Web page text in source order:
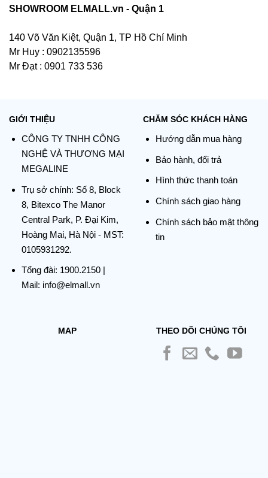
SHOWROOM ELMALL.vn - Quận 1
140 Võ Văn Kiệt, Quận 1, TP Hồ Chí Minh
Mr Huy : 0902135596
Mr Đạt : 0901 733 536
GIỚI THIỆU
CÔNG TY TNHH CÔNG
NGHỆ VÀ THƯƠNG MẠI
MEGALINE
Trụ sở chính: Số 8, Block
8, Bitexco The Manor
Central Park, P. Đại Kim,
Hoàng Mai, Hà Nội - MST:
0105931292.
Tổng đài: 1900.2150|
Mail: info@elmall.vn
CHĂM SÓC KHÁCH HÀNG
Hướng dẫn mua hàng
Bảo hành, đổi trả
Hình thức thanh toán
Chính sách giao hàng
Chính sách bảo mật thông
tin
MAP THEO DÕI CHÚNG TÔI